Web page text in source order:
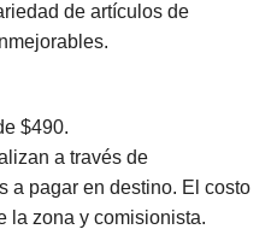
de artículos de
$490.
a través de
a pagar en destino. El costo
la zona y comisionista.